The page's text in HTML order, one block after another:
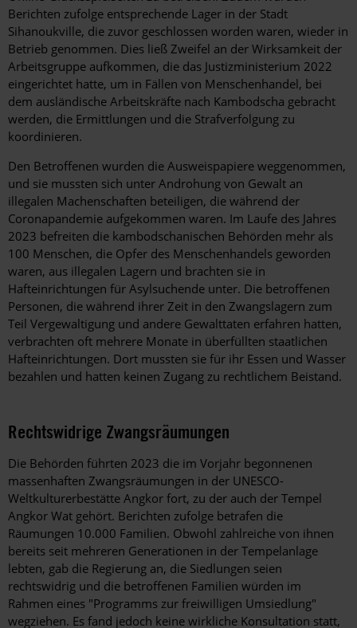
Berichten zufolge entsprechende Lager in der Stadt
Sihanoukville, die zuvor geschlossen worden waren, wieder in
Betrieb genommen. Dies ließ Zweifel an der Wirksamkeit der
Arbeitsgruppe aufkommen, die das Justizministerium 2022
eingerichtet hatte, um in Fällen von Menschenhandel, bei
dem ausländische Arbeitskräfte nach Kambodscha gebracht
werden, die Ermittlungen und die Strafverfolgung zu
koordinieren.
Den Betroffenen wurden die Ausweispapiere weggenommen,
und sie mussten sich unter Androhung von Gewalt an
illegalen Machenschaften beteiligen, die während der
Coronapandemie aufgekommen waren. Im Laufe des Jahres
2023 befreiten die kambodschanischen Behörden mehr als
100 Menschen, die Opfer des Menschenhandels geworden
waren, aus illegalen Lagern und brachten sie in
Hafteinrichtungen für Asylsuchende unter. Die betroffenen
Personen, die während ihrer Zeit in den Zwangslagern zum
Teil Vergewaltigung und andere Gewalttaten erfahren hatten,
verbrachten oft mehrere Monate in überfüllten staatlichen
Hafteinrichtungen. Dort mussten sie für ihr Essen und Wasser
bezahlen und hatten keinen Zugang zu rechtlichem Beistand.
Rechtswidrige Zwangsräumungen
Die Behörden führten 2023 die im Vorjahr begonnenen
massenhaften Zwangsräumungen in der UNESCO-
Weltkulturerbestätte Angkor fort, zu der auch der Tempel
Angkor Wat gehört. Berichten zufolge betrafen die
Räumungen 10.000 Familien. Obwohl zahlreiche von ihnen
bereits seit mehreren Generationen in der Tempelanlage
lebten, gab die Regierung an, die Siedlungen seien
rechtswidrig und die betroffenen Familien würden im
Rahmen eines "Programms zur freiwilligen Umsiedlung"
wegziehen. Es fand jedoch keine wirkliche Konsultation statt,